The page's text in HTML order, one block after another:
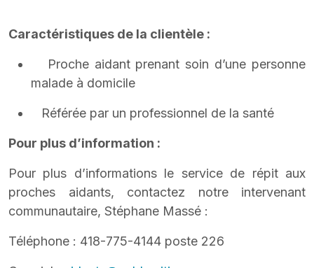
Caractéristiques de la clientèle :
Proche aidant prenant soin d’une personne
malade à domicile
Référée par un professionnel de la santé
Pour plus d’information :
Pour plus d’informations le service de répit aux
proches aidants, contactez notre intervenant
communautaire, Stéphane Massé :
Téléphone : 418-775-4144 poste 226